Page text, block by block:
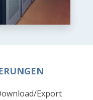
Export